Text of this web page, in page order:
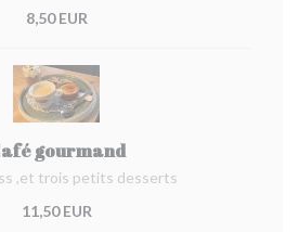
8,50 EUR
gourmand
,et trois petits desserts
11,50 EUR